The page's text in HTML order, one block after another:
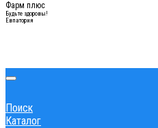
Фарм плюс
Будьте здоровы!
Евпатория
Поиск
Каталог